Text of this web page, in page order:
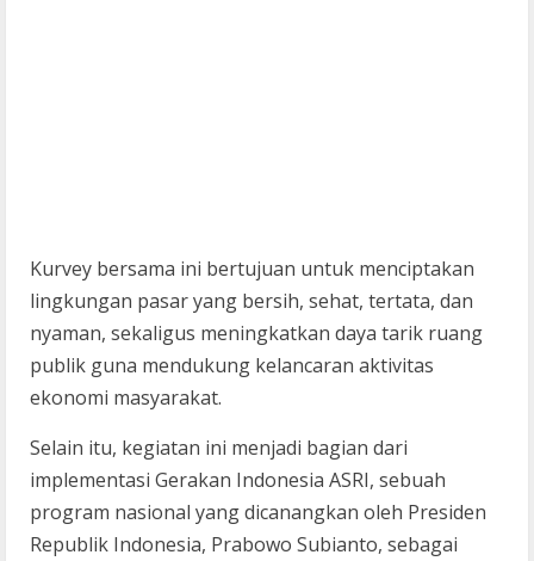
Kurvey bersama ini bertujuan untuk menciptakan
lingkungan pasar yang bersih, sehat, tertata, dan
nyaman, sekaligus meningkatkan daya tarik ruang
publik guna mendukung kelancaran aktivitas
ekonomi masyarakat.
Selain itu, kegiatan ini menjadi bagian dari
implementasi Gerakan Indonesia ASRI, sebuah
program nasional yang dicanangkan oleh Presiden
Republik Indonesia, Prabowo Subianto, sebagai